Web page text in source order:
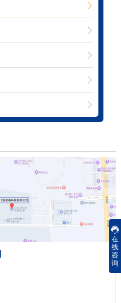
在
线
咨
询